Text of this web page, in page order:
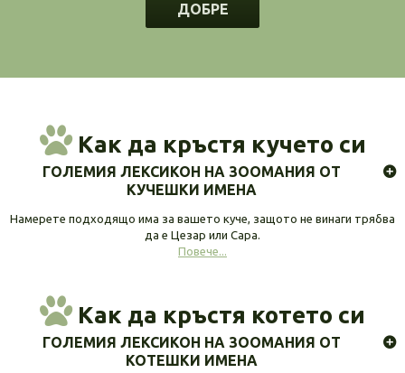
ДОБРЕ
Как да кръстя кучето си
ГОЛЕМИЯ ЛЕКСИКОН НА ЗООМАНИЯ ОТ
КУЧЕШКИ ИМЕНА
Намерете подходящо има за вашето куче, защото не винаги трябва
да е Цезар или Сара.
Повече...
Как да кръстя котето си
ГОЛЕМИЯ ЛЕКСИКОН НА ЗООМАНИЯ ОТ
КОТЕШКИ ИМЕНА